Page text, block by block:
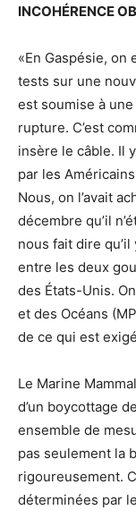
INCOHÉRENCE
«En Gaspésie, on
tests sur une
est soumise à
rupture. C’est
insère le câble. Il
par les
Nous, on l’avait
décembre qu’il
nous fait dire
entre les deux
des États-Unis.
et des Océans
de ce qui est
Le Marine
d’un boycottage
ensemble de
pas seulement la
rigoureusement.
déterminées par